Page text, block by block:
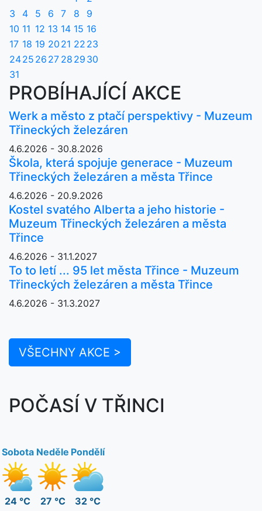
3
4 5 6 7 8
9
10 11 12 13 14 15 16
17 18 19 20 21 22 23
2425 26 27 28 29 30
31
PROBÍHAJÍCÍ AKCE
Werk a město z ptačí perspektivy - Muzeum
Třineckých železáren
4.6.2026 - 30.8.2026
Škola, která spojuje generace - Muzeum
Třineckých železáren a města Třince
4.6.2026 - 20.9.2026
Kostel svatého Alberta a jeho historie -
Muzeum Třineckých železáren a města
Třince
4.6.2026 - 31.1.2027
To to letí ... 95 let města Třince - Muzeum
Třineckých železáren a města Třince
4.6.2026 - 31.3.2027
VŠECHNY AKCE >
POČASÍ V TŘINCI
Sobota
24 °C
Neděle
27 °C
Pondělí
32 °C